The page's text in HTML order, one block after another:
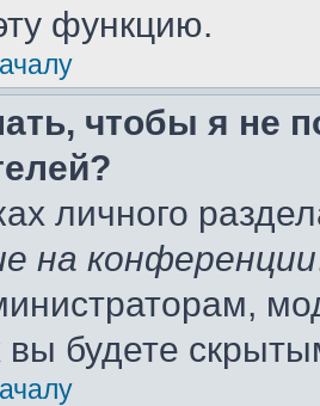
функцию.
чтобы я не
личного
на конференции
вы будете